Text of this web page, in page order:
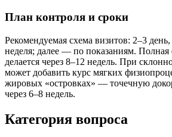
План контроля и сроки
Рекомендуемая схема визитов: 2–3
неделя; далее — по показаниям. Полная
делается через 8–12 недель. При
может добавить курс мягких
жировых «островках» — точечную
через 6–8 недель.
Категория вопроса